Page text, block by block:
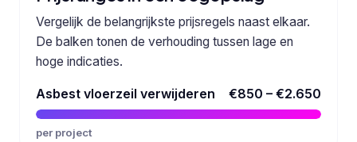
Vergelijk de belangrijkste prijsregels naast elkaar.
De balken tonen de verhouding tussen lage en
hoge indicaties.
Asbest vloerzeil verwijderen €850 – €2.650
per project